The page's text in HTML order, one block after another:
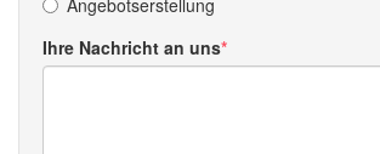
Angebotserstellung
Ihre Nachricht an uns